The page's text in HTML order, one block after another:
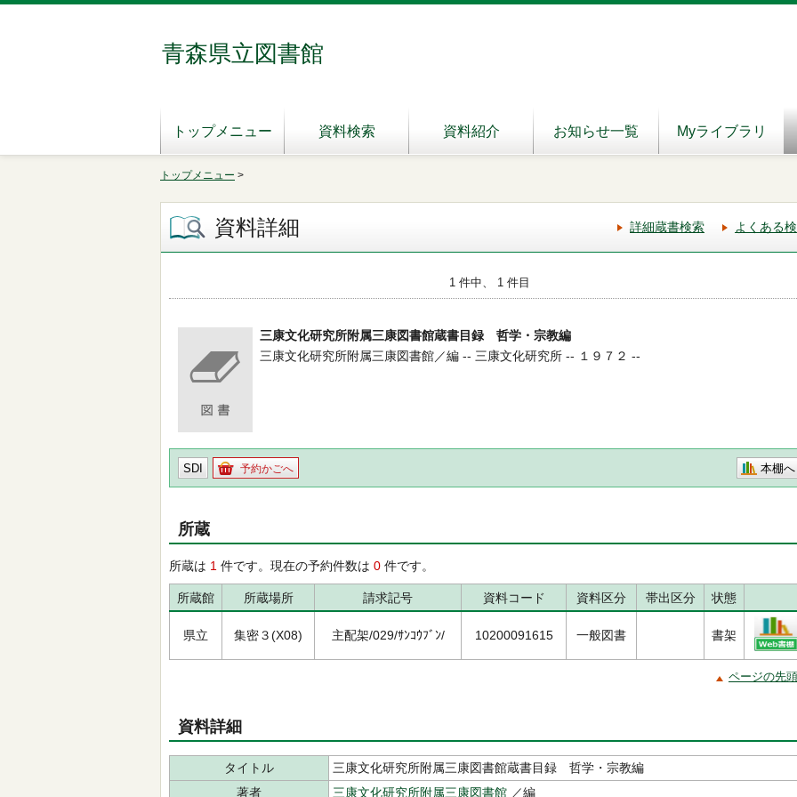
青森県立図書館
トップメニュー 資料検索 資料紹介 お知らせ一覧 Myライブラリ
トップメニュー >
資料詳細 詳細蔵書検索 よくある
1 件中、 1 件目
三康文化研究所附属三康図書館蔵書目録 哲学・宗教編
三康文化研究所附属三康図書館／編 -- 三康文化研究所 -- １９７２ --
SDI 予約かごへ 本棚へ
所蔵
所蔵は 1 件です。現在の予約件数は 0 件です。
所蔵館 所蔵場所 請求記号 資料コード 資料区分 帯出区分 状態
県立 集密３(X08) 主配架/029/ｻﾝｺｳﾌﾞﾝ/ 10200091615 一般図書 書架
ページの先
資料詳細
タイトル
三康文化研究所附属三康図書館蔵書目録 哲学・宗教編
著者
三康文化研究所附属三康図書館 ／編